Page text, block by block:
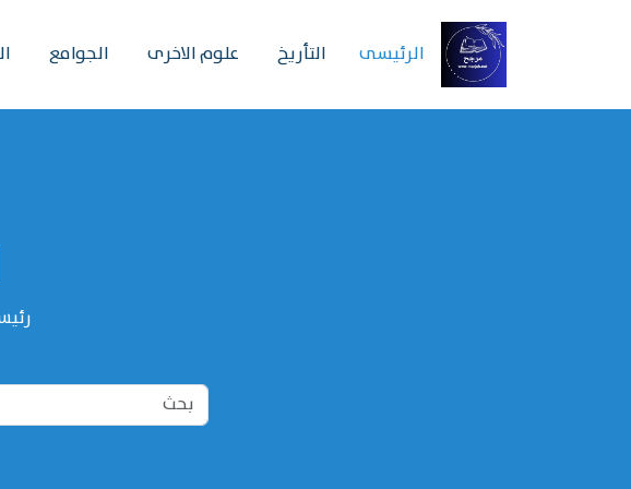
الرئیسی التأريخ علوم الاخرى الجوامع